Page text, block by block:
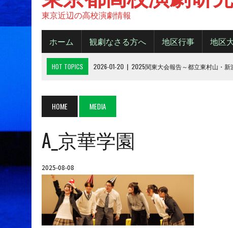
東京近辺の高校演劇情報
ホーム 観劇なさる方へ 地区行事 地区
HOT TOPICS 2026-01-20 | 2025関東大会報告～都立東村山・新
2025-10-14 | 2025年 都大会の観劇について
2026-06-15 | 令和８年度城東地区新人デビューフェスティバル
HOME MEDIA
A_京華学園
2025-08-08